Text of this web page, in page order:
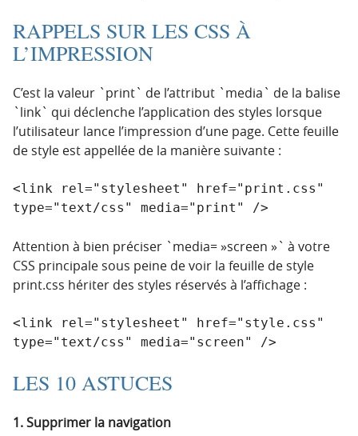
RAPPELS SUR LES CSS À
L’IMPRESSION
C’est la valeur `print` de l’attribut `media` de la balise
`link` qui déclenche l’application des styles lorsque
l’utilisateur lance l’impression d’une page. Cette feuille
de style est appellée de la manière suivante :
<link rel="stylesheet" href="print.css"
type="text/css" media="print" />
Attention à bien préciser `media= »screen »` à votre
CSS principale sous peine de voir la feuille de style
print.css hériter des styles réservés à l’affichage :
<link rel="stylesheet" href="style.css"
type="text/css" media="screen" />
LES 10 ASTUCES
1. Supprimer la navigation